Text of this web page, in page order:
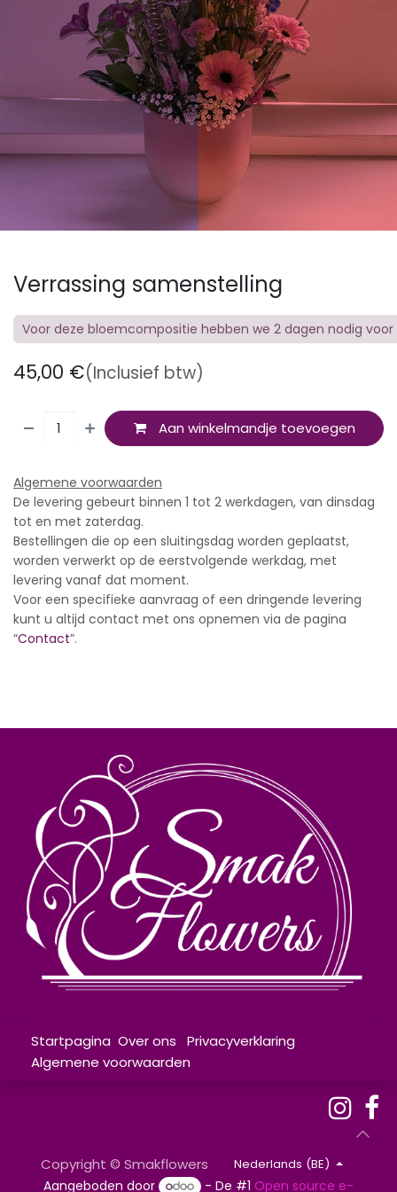
Verrassing samenstelling
Voor deze bloemcompositie hebben we 2 dagen nodig voor
45,00 €(Inclusief btw)
Aan winkelmandje toevoegen
Algemene voorwaarden
De levering gebeurt binnen 1 tot 2 werkdagen, van dinsdag
tot en met zaterdag.
Bestellingen die op een sluitingsdag worden geplaatst,
worden verwerkt op de eerstvolgende werkdag, met
levering vanaf dat moment.
Voor een specifieke aanvraag of een dringende levering
kunt u altijd contact met ons opnemen via de pagina
“Contact”.
Startpagina Over ons
Privacyverklaring
Algemene voorwaarden
Copyright © Smakflowers Nederlands (BE)
Aangeboden door - De #1 Open source e-